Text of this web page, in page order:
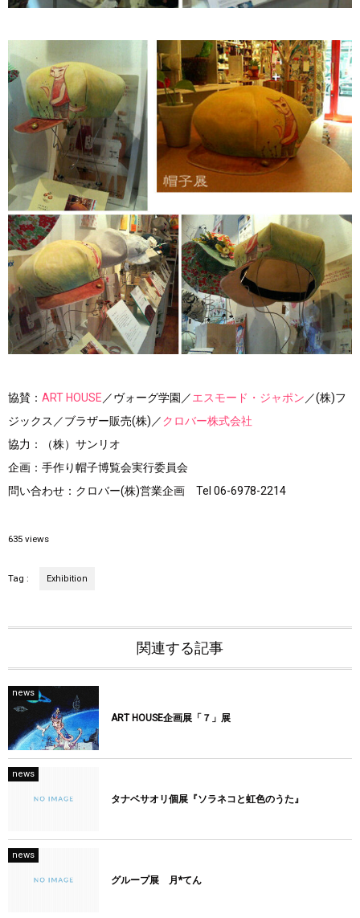
協賛： ART HOUSE ／ヴォーグ学園／エスモード・ジャポン ／(株)フ
ジックス／ブラザー販売(株)／クロバー株式会社
協力：（株）サンリオ
企画：手作り帽子博覧会実行委員会
問い合わせ：クロバー(株)営業企画 Tel 06-6978-2214
635 views
Tag : Exhibition
関連する記事
news
ART HOUSE企画展「７」展
news
タナベサオリ個展『ソラネコと虹色のうた』
news
グループ展 月*てん